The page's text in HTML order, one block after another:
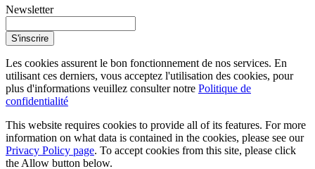
Newsletter
S'inscrire
Les cookies assurent le bon fonctionnement de nos services. En
utilisant ces derniers, vous acceptez l'utilisation des cookies, pour
plus d'informations veuillez consulter notre Politique de
confidentialité
This website requires cookies to provide all of its features. For more
information on what data is contained in the cookies, please see our
Privacy Policy page. To accept cookies from this site, please click
the Allow button below.